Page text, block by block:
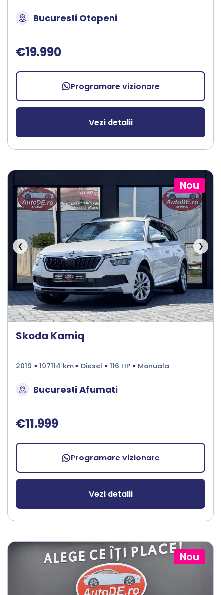
Bucuresti Otopeni
€19.990
Programare vizionare
Vezi detalii
Nou
❮ ❯
Skoda Kamiq
2019 197114 km Diesel 116 HP Manuala
Bucuresti Afumati
€11.999
Programare vizionare
Vezi detalii
Nou